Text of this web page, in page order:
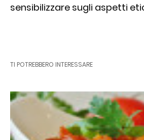
sensibilizzare sugli aspetti
TI POTREBBERO INTERESSARE